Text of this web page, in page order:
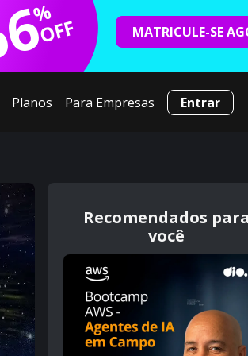
%
OFF MATRICULE-SE
Planos Para Empresas Entrar
Recomendados para
você